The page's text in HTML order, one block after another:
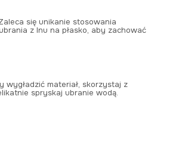
się unikanie stosowania
z lnu na płasko, aby zachować
materiał, skorzystaj z
spryskaj ubranie wodą.